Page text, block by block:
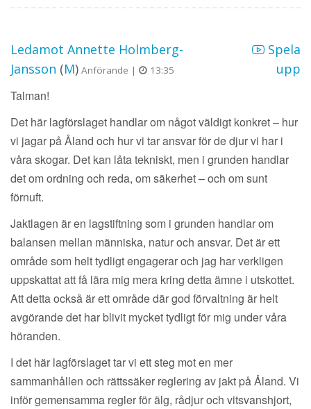
Ledamot Annette Holmberg-
Jansson (M) Anförande | 13:35
Spela
upp
Talman!
Det här lagförslaget handlar om något väldigt konkret – hur
vi jagar på Åland och hur vi tar ansvar för de djur vi har i
våra skogar. Det kan låta tekniskt, men i grunden handlar
det om ordning och reda, om säkerhet – och om sunt
förnuft.
Jaktlagen är en lagstiftning som i grunden handlar om
balansen mellan människa, natur och ansvar. Det är ett
område som helt tydligt engagerar och jag har verkligen
uppskattat att få lära mig mera kring detta ämne i utskottet.
Att detta också är ett område där god förvaltning är helt
avgörande det har blivit mycket tydligt för mig under våra
höranden.
I det här lagförslaget tar vi ett steg mot en mer
sammanhållen och rättssäker reglering av jakt på Åland. Vi
inför gemensamma regler för älg, rådjur och vitsvanshjort,